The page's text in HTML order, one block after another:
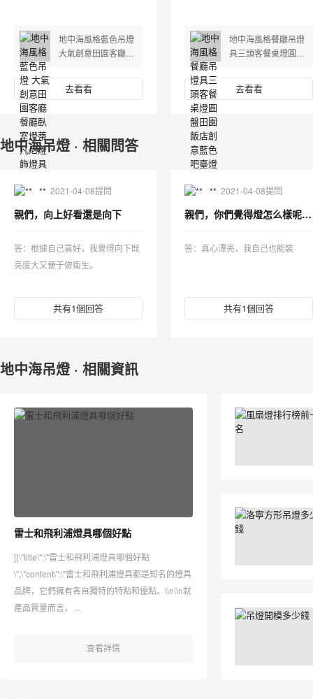
地中海風格藍色吊燈
大氣創意田園客廳餐
燈具
去看看
地中海風格餐廳吊燈
具三頭客餐桌燈圓盤
臺燈飾
去看看
地中海吊燈 · 相關問答
** 2021-04-08提問
親們，向上好看還是向下
答：根據自己喜好，我覺得向下既
亮度大又便于做衛生。
共有1個回答
** 2021-04-08提問
親們，你們覺得燈怎么樣呢？好安裝嗎？
答：真心漂亮，我自己也能裝
共有1個回答
地中海吊燈 · 相關資訊
雷士和飛利浦燈具哪個好點
[{\"title\":\"雷士和飛利浦燈具哪個好點
\",\"content\":\"雷士和飛利浦燈具都是知名的燈具
品牌，它們擁有各自獨特的特點和優點。\\n\\n就
產品質量而言， ...
查看詳情